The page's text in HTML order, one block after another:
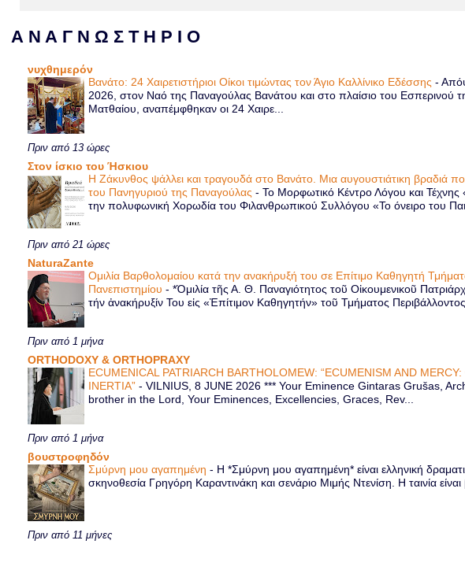
Α Ν Α Γ Ν Ω Σ Τ Η Ρ Ι Ο
νυχθημερόν
Βανάτο: 24 Χαιρετιστήριοι Οίκοι τιμώντας τον Άγιο Καλλίνικο Εδέσσης-
2026, στον Ναό της Παναγούλας Βανάτου και στο πλαίσιο του Εσπερινού
Ματθαίου, αναπέμφθηκαν οι 24 Χαιρε...
Πριν από 13 ώρες
Στον ίσκιο του Ήσκιου
Η Ζάκυνθος ψάλλει και τραγουδά στο Βανάτο. Μια αυγουστιάτικη βραδιά
του Πανηγυριού της Παναγούλας-Το Μορφωτικό Κέντρο Λόγου και
την πολυφωνική Χορωδία του Φιλανθρωπικού Συλλόγου «Το όνειρο του
Πριν από 21 ώρες
NaturaZante
Ομιλία Βαρθολομαίου κατά την ανακήρυξή του σε Επίτιμο Καθηγητή
Πανεπιστημίου-*Ὁμιλία τῆς Α. Θ. Παναγιότητος τοῦ Οἰκουμενικοῦ
τήν ἀνακήρυξίν Του εἰς «Ἐπίτιμον Καθηγητήν» τοῦ Τμήματος
Πριν από 1 μήνα
ORTHODOXY & ORTHOPRAXY
ECUMENICAL PATRIARCH BARTHOLOMEW: “ECUMENISM AND
INERTIA”-VILNIUS, 8 JUNE 2026 *** Your Eminence Gintaras Grušas,
brother in the Lord, Your Eminences, Excellencies, Graces, Rev...
Πριν από 1 μήνα
βουστροφηδόν
Σμύρνη μου αγαπημένη- Η *Σμύρνη μου αγαπημένη* είναι ελληνική
σκηνοθεσία Γρηγόρη Καραντινάκη και σενάριο Μιμής Ντενίση. Η ταινία
Πριν από 11 μήνες